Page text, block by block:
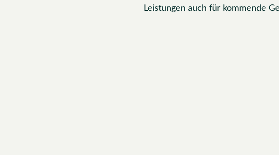
Leistungen auch für kommende